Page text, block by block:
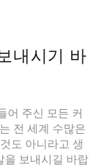
내시기 바
어 주신 모든 커
전 세계 수많은
도 아니라고 생
을 보내시길 바랍